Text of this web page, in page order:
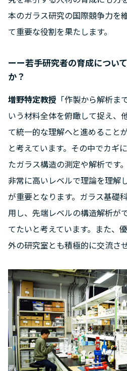
本のガラス研究の国際競争力を
て重要な役割を果たします。
ーー若手研究者の育成につい
か？
増野特定教授 「作製から解析ま
いう材料全体を俯瞰して捉え、
て統一的な理解へと進めること
と考えています。その中でカギ
たガラス構造の測定や解析です
非常に高いレベルで理論を理解
が重要となります。ガラス基礎
用し、先端レベルの構造解析が
てたいと考えています。また、
外の研究室とも積極的に交流さ